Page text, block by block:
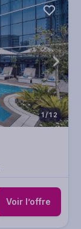
1/12
Voir l’offre